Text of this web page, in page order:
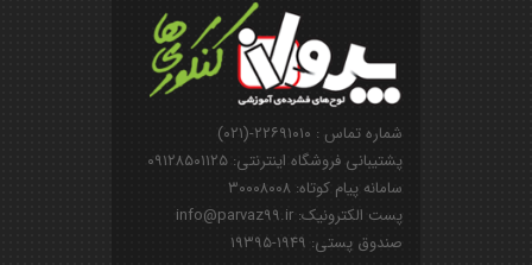
شماره تماس : ۲۲۶۹۱۰۱۰-(۰۲۱)
پشتیبانی فروشگاه اینترنتی: ۰۹۱۲۸۵۰۱۱۲۵
سامانه پیام کوتاه: ۳۰۰۰۸۰۰۸
پست الکترونیک: info@parvaz99.ir
صندوق پستی: ۱۹۴۹-۱۹۳۹۵